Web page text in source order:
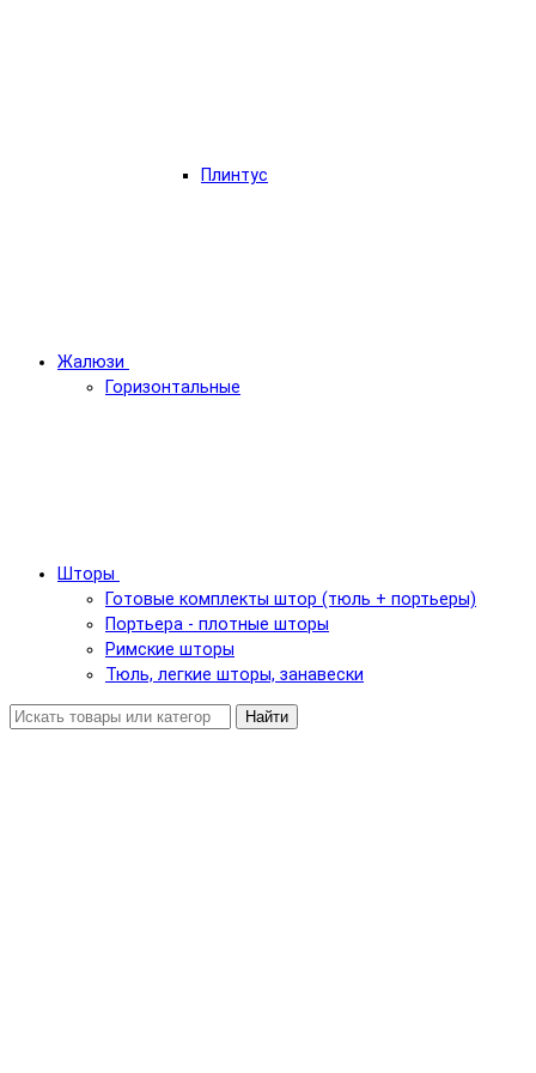
Плинтус
Жалюзи
Горизонтальные
Шторы
Готовые комплекты штор (тюль + портьеры)
Портьера - плотные шторы
Римские шторы
Тюль, легкие шторы, занавески
Найти